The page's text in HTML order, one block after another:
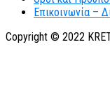
Επικοινωνία –
Copyright © 2022